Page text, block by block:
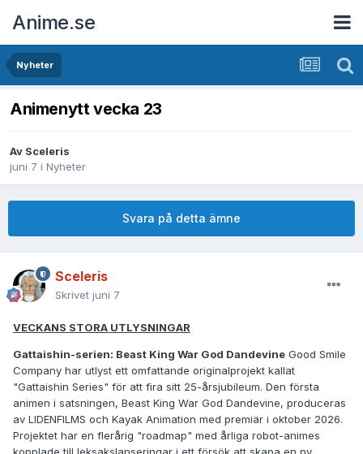
Anime.se
Nyheter
Animenytt vecka 23
Av Sceleris
juni 7 i Nyheter
Svara på detta ämne
Sceleris
Skrivet juni 7
VECKANS STORA UTLYSNINGAR
Gattaishin-serien: Beast King War God Dandevine Good Smile
Company har utlyst ett omfattande originalprojekt kallat
"Gattaishin Series" för att fira sitt 25-årsjubileum. Den första
animen i satsningen, Beast King War God Dandevine, produceras
av LIDENFILMS och Kayak Animation med premiär i oktober 2026.
Projektet har en flerårig "roadmap" med årliga robot-animes